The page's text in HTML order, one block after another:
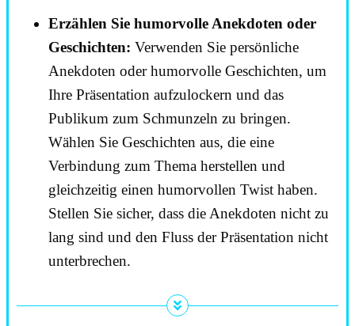
Erzählen Sie humorvolle Anekdoten oder
Geschichten: Verwenden Sie persönliche
Anekdoten oder humorvolle Geschichten, um
Ihre Präsentation aufzulockern und das
Publikum zum Schmunzeln zu bringen.
Wählen Sie Geschichten aus, die eine
Verbindung zum Thema herstellen und
gleichzeitig einen humorvollen Twist haben.
Stellen Sie sicher, dass die Anekdoten nicht zu
lang sind und den Fluss der Präsentation nicht
unterbrechen.